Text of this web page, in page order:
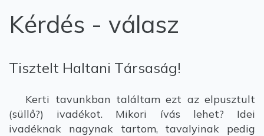
Kérdés - válasz
Tisztelt Haltani Társaság!
Kerti tavunkban találtam ezt az elpusztult
(süllő?) ivadékot. Mikori ívás lehet? Idei
ivadéknak nagynak tartom, tavalyinak pedig